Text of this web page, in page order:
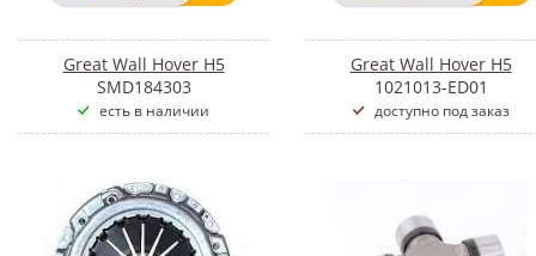
Great Wall Hover H5
SMD184303
есть в наличии
Great Wall Hover H5
1021013-ED01
доступно под заказ